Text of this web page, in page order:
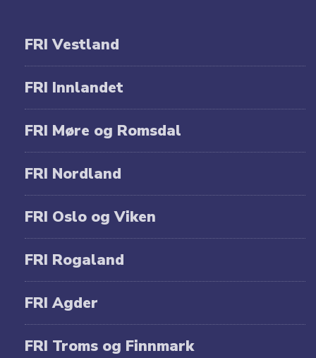
FRI Vestland
FRI Innlandet
FRI Møre og Romsdal
FRI Nordland
FRI Oslo og Viken
FRI Rogaland
FRI Agder
FRI Troms og Finnmark